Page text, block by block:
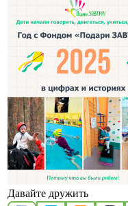
Давайте дружить